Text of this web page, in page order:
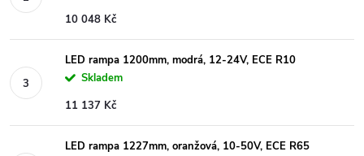
10 048 Kč
LED rampa 1200mm, modrá, 12-24V, ECE R10
Skladem
11 137 Kč
LED rampa 1227mm, oranžová, 10-50V, ECE R65